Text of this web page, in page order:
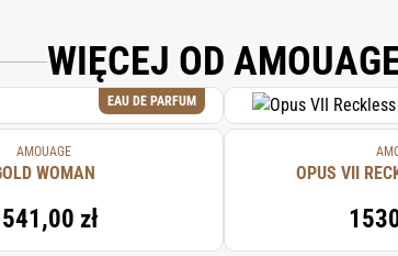
WIĘCEJ OD
EAU DE PARFUM
AMOUAGE
WOMAN
zł
OPUS VII